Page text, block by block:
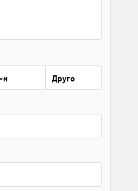
н Друго